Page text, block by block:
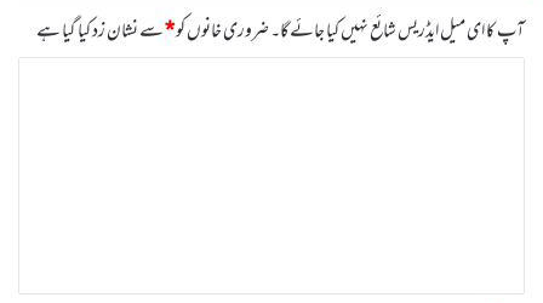
آپ کا ای میل ایڈریس شائع نہیں کیا جائے گا۔ضروری خانوں کو*سے نشان زد کیا گیا ہے